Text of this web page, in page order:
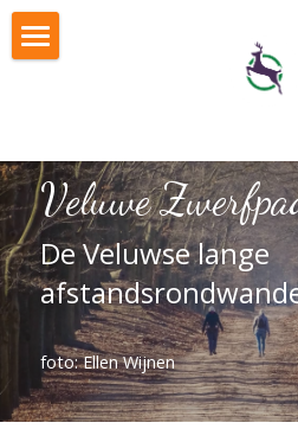
Wandelroutes
Kies je wandelpakket
Je wandelpakket (log in)
Airbornewandeling
Veluwe Voettocht
Fotoexpositie
LOG
Veluwe
De Veluwse lange
foto: Ellen Wijnen